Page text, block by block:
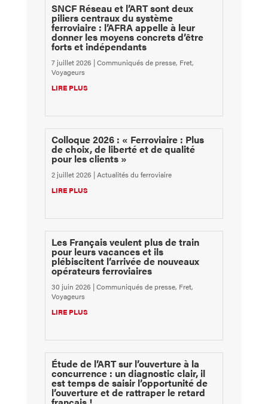
SNCF Réseau et l’ART sont deux
piliers centraux du système
ferroviaire : l’AFRA appelle à leur
donner les moyens concrets d’être
forts et indépendants
7 juillet 2026 |Communiqués de presse, Fret,
Voyageurs
LIRE PLUS
Colloque 2026 : « Ferroviaire : Plus
de choix, de liberté et de qualité
pour les clients »
2 juillet 2026 |Actualités du ferroviaire
LIRE PLUS
Les Français veulent plus de train
pour leurs vacances et ils
plébiscitent l’arrivée de nouveaux
opérateurs ferroviaires
30 juin 2026 |Communiqués de presse, Fret,
Voyageurs
LIRE PLUS
Étude de l’ART sur l’ouverture à la
concurrence : un diagnostic clair, il
est temps de saisir l’opportunité de
l’ouverture et de rattraper le retard